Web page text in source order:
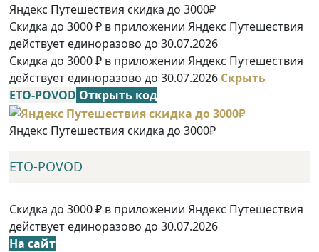
Яндекс Путешествия скидка до 3000₽
Скидка до 3000 ₽ в приложении Яндекс Путешествия
действует единоразово до 30.07.2026
Скидка до 3000 ₽ в приложении Яндекс Путешествия
действует единоразово до 30.07.2026 Скрыть
ETO-POVOD Открыть код
Яндекс Путешествия скидка до 3000₽
ETO-POVOD
Скидка до 3000 ₽ в приложении Яндекс Путешествия
действует единоразово до 30.07.2026
На сайт